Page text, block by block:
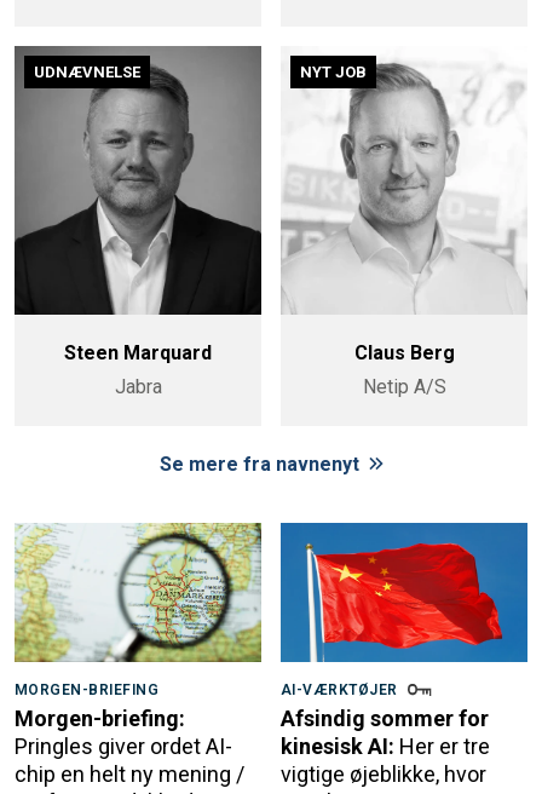
UDNÆVNELSE
Steen Marquard
Jabra
NYT JOB
Claus Berg
Netip A/S
Se mere fra navnenyt
MORGEN-BRIEFING
Morgen-briefing:
Pringles giver ordet AI-
chip en helt ny mening /
AI-VÆRKTØJER
Afsindig sommer for
kinesisk AI: Her er tre
vigtige øjeblikke, hvor